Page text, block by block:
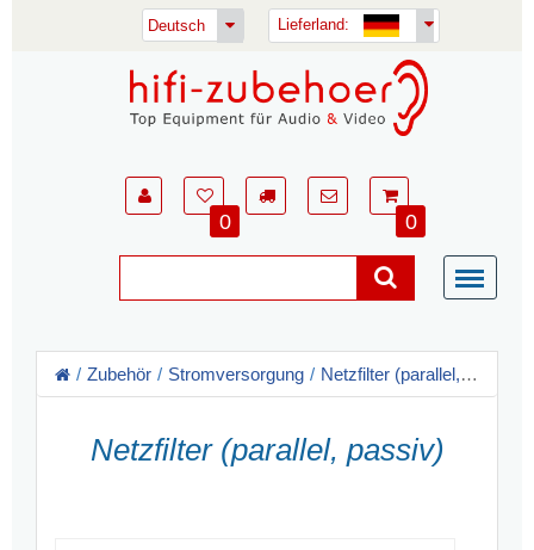
Deutsch Lieferland:
0 0
Zubehör Stromversorgung Netzfilter (parallel, passiv)
Netzfilter (parallel, passiv)